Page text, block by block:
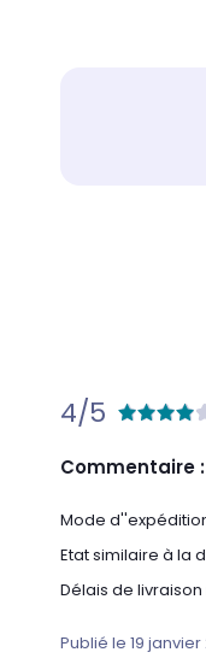
4/5
Commentaire :
Mode
Etat similaire à la
Délais de
Publié le 19 janvier